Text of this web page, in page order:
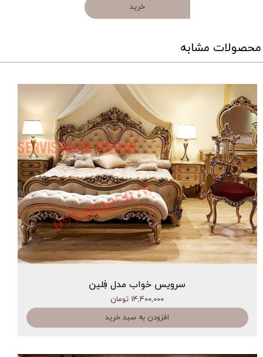
خرید
محصولات مشابه
سرویس خواب مدل فِلین
۱۴,۴۰۰,۰۰۰ تومان
افزودن به سبد خرید